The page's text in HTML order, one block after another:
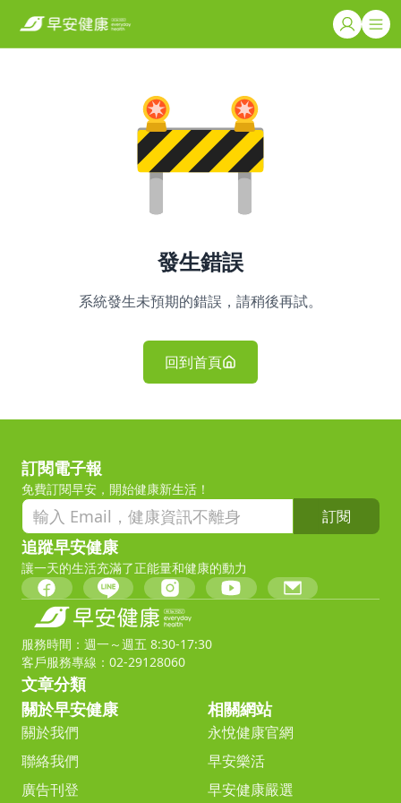
發生錯誤
系統發生未預期的錯誤，請稍後再試。
回到首頁
訂閱電子報
免費訂閱早安，開始健康新生活！
訂閱
追蹤早安健康
讓一天的生活充滿了正能量和健康的動力
服務時間：週一～週五 8:30-17:30
客戶服務專線：02-29128060
文章分類
關於早安健康
關於我們
聯絡我們
廣告刊登
相關網站
永悅健康官網
早安樂活
早安健康嚴選